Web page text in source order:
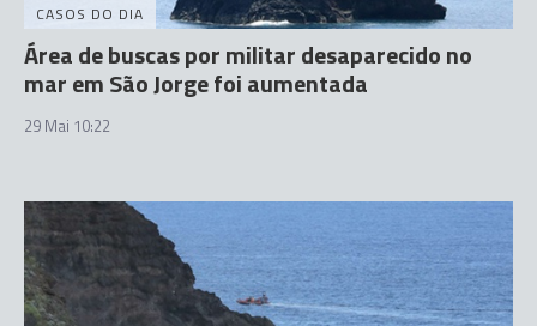
CASOS DO DIA
Área de buscas por militar desaparecido no
mar em São Jorge foi aumentada
29 Mai 10:22